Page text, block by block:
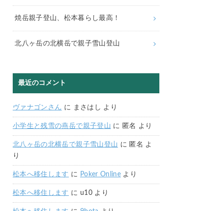
焼岳親子登山、松本暮らし最高！
北八ヶ岳の北横岳で親子雪山登山
最近のコメント
ヴァナゴンさん に まさはし より
小学生と残雪の燕岳で親子登山 に 匿名 より
北八ヶ岳の北横岳で親子雪山登山 に 匿名 よ
り
松本へ移住します に Poker Online より
松本へ移住します に u10より